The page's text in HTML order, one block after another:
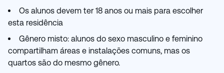
Os alunos devem ter 18 anos ou mais para escolher
esta residência
Gênero misto: alunos do sexo masculino e feminino
compartilham áreas e instalações comuns, mas os
quartos são do mesmo gênero.